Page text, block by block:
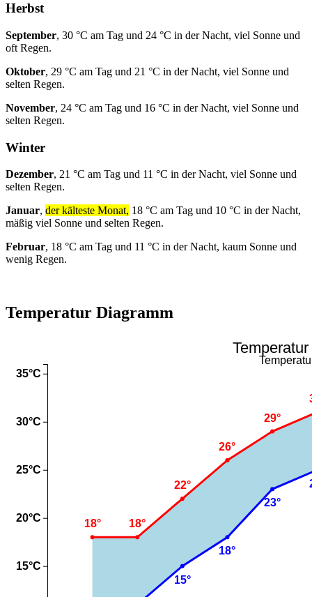
Herbst
September, 30 °C am Tag und 24 °C in der Nacht, viel Sonne und
oft Regen.
Oktober, 29 °C am Tag und 21 °C in der Nacht, viel Sonne und
selten Regen.
November, 24 °C am Tag und 16 °C in der Nacht, viel Sonne und
selten Regen.
Winter
Dezember, 21 °C am Tag und 11 °C in der Nacht, viel Sonne und
selten Regen.
Januar, der kälteste Monat, 18 °C am Tag und 10 °C in der Nacht,
mäßig viel Sonne und selten Regen.
Februar, 18 °C am Tag und 11 °C in der Nacht, kaum Sonne und
wenig Regen.
Temperatur Diagramm